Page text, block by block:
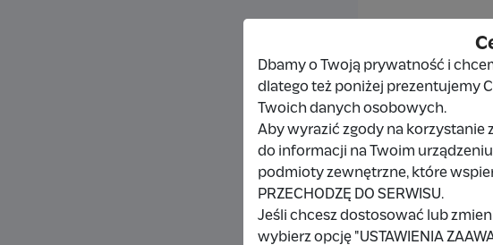
Dbamy o Twoją prywatność i
dlatego też poniżej prezentujemy
Twoich danych osobowych.
Aby wyrazić zgody na korzystanie
do informacji na Twoim
podmioty zewnętrzne, które
PRZECHODZĘ DO SERWISU.
Jeśli chcesz dostosować lub
wybierz opcję "USTAWIENIA